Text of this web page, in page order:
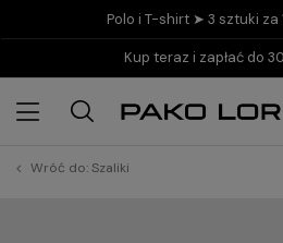
Polo i T-shirt ➤ 3 sztuki za
Kup teraz i zapłać do
Wróć do:Szaliki